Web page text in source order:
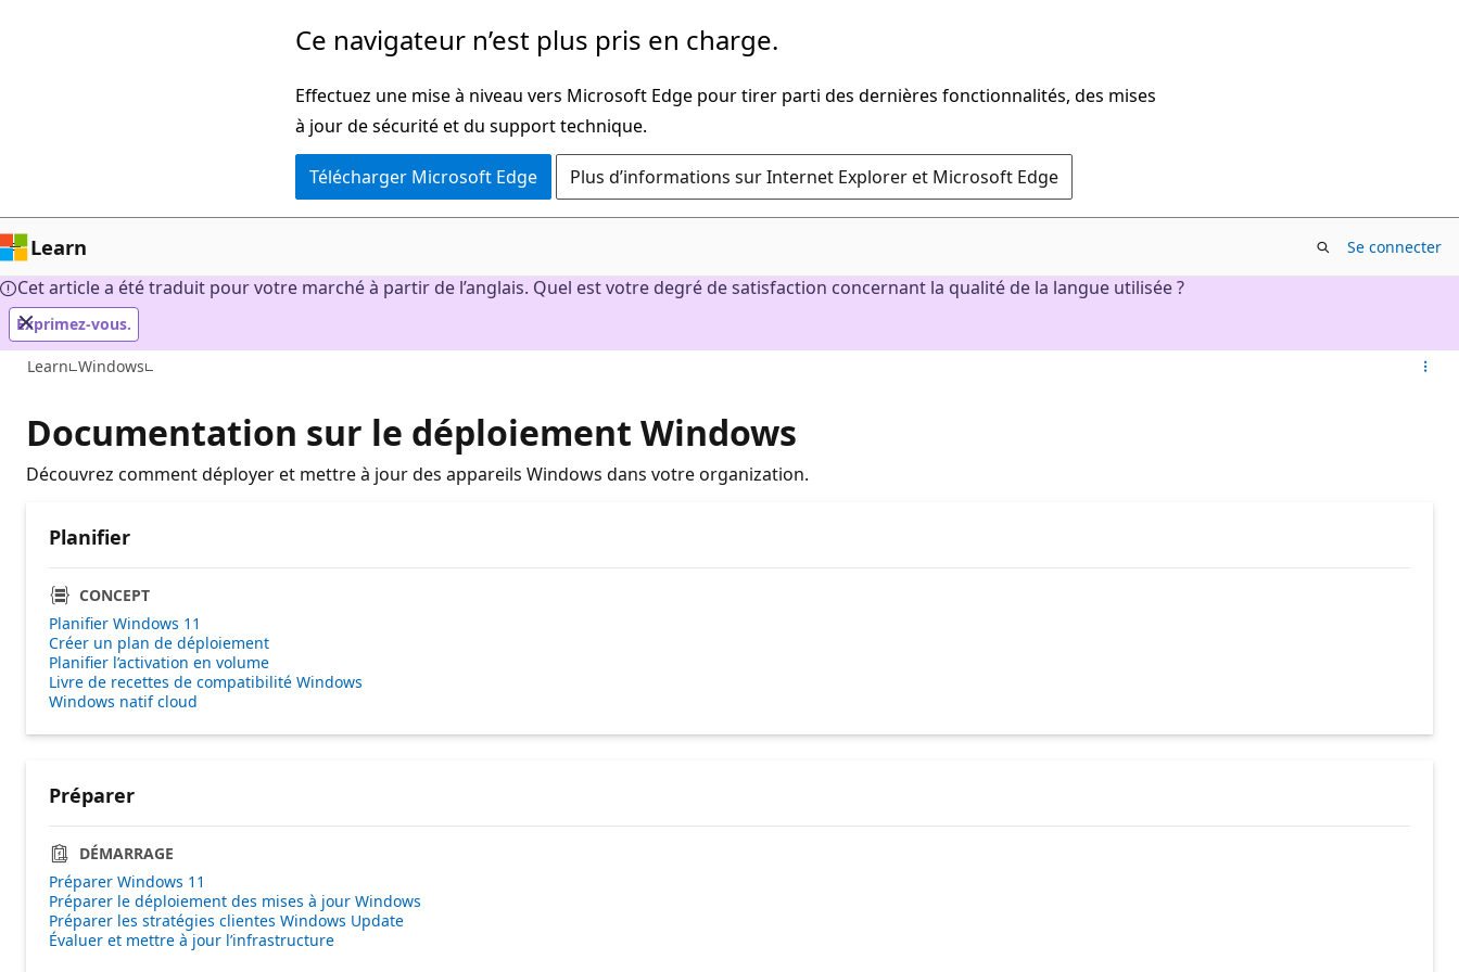
Ce navigateur n’est plus pris en charge.
Effectuez une mise à niveau vers Microsoft Edge pour tirer parti des dernières fonctionnalités, des mises
à jour de sécurité et du support technique.
Télécharger Microsoft Edge Plus d’informations sur Internet Explorer et Microsoft Edge
Learn Se connecter
Cet article a été traduit pour votre marché à partir de l’anglais. Quel est votre degré de satisfaction concernant la qualité de la langue utilisée ?
Exprimez-vous.
Learn Windows
Documentation sur le déploiement Windows
Découvrez comment déployer et mettre à jour des appareils Windows dans votre organization.
Planifier
CONCEPT
Planifier Windows 11
Créer un plan de déploiement
Planifier l’activation en volume
Livre de recettes de compatibilité Windows
Windows natif cloud
Préparer
DÉMARRAGE
Préparer Windows 11
Préparer le déploiement des mises à jour Windows
Préparer les stratégies clientes Windows Update
Évaluer et mettre à jour l’infrastructure